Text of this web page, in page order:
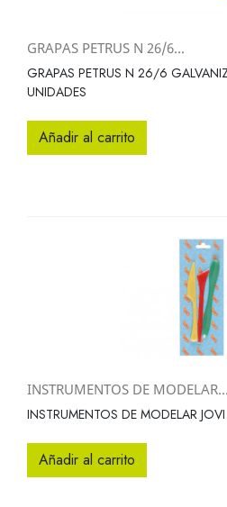
GRAPAS PETRUS N 26/6...
GRAPAS PETRUS N 26/6
UNIDADES
Añadir al carrito
INSTRUMENTOS DE MODELAR...
INSTRUMENTOS DE MODELAR
Añadir al carrito